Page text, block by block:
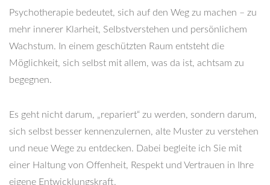
Psychotherapie bedeutet, sich auf den Weg zu machen – zu
mehr innerer Klarheit, Selbstverstehen und persönlichem
Wachstum. In einem geschützten Raum entsteht die
Möglichkeit, sich selbst mit allem, was da ist, achtsam zu
begegnen.
Es geht nicht darum, „repariert“ zu werden, sondern darum,
sich selbst besser kennenzulernen, alte Muster zu verstehen
und neue Wege zu entdecken. Dabei begleite ich Sie mit
einer Haltung von Offenheit, Respekt und Vertrauen in Ihre
eigene Entwicklungskraft.